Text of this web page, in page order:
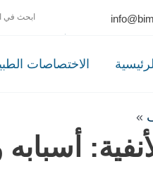
الرئيسية الاختصاصات
»